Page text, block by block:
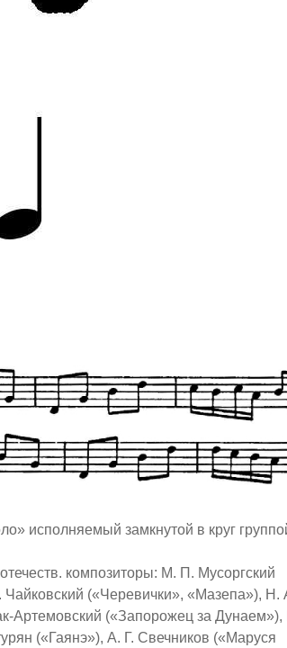
исполняемый замкнутой в круг
композиторы: М. П. Мусоргский
(«Черевички», «Мазепа»), Н.
Артемовский («Запорожец за
(«Гаянэ»), А. Г. Свечников («Маруся